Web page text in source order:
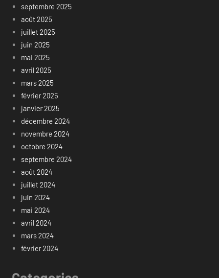
septembre 2025
août 2025
juillet 2025
juin 2025
mai 2025
avril 2025
mars 2025
février 2025
janvier 2025
décembre 2024
novembre 2024
octobre 2024
septembre 2024
août 2024
juillet 2024
juin 2024
mai 2024
avril 2024
mars 2024
février 2024